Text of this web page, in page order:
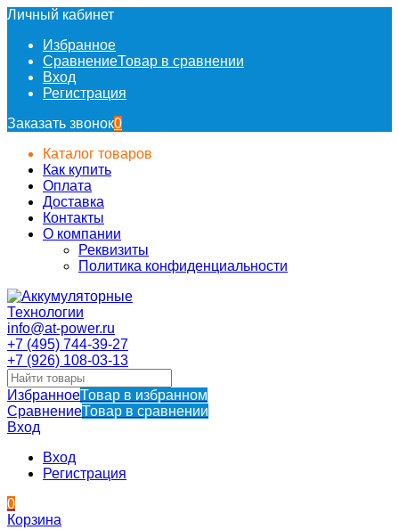
Личный кабинет
Избранное
СравнениеТовар в сравнении
Вход
Регистрация
Заказать звонок0
Каталог товаров
Как купить
Оплата
Доставка
Контакты
О компании
Реквизиты
Политика конфиденциальности
info@at-power.ru
+7 (495) 744-39-27
+7 (926) 108-03-13
ИзбранноеТовар в избранном
СравнениеТовар в сравнении
Вход
Вход
Регистрация
0
Корзина